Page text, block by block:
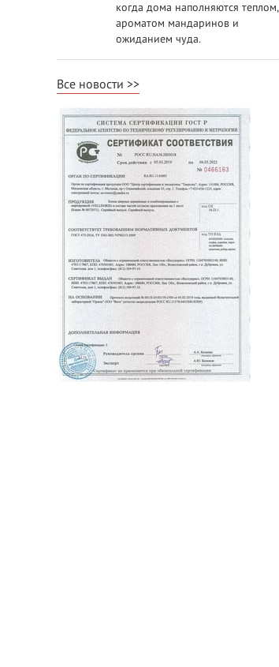
когда дома наполняются теплом,
ароматом мандаринов и
ожиданием чуда.
Все новости